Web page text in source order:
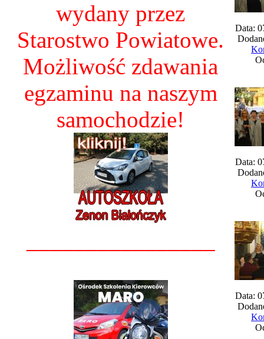
wydany przez
Starostwo Powiatowe.
Możliwość zdawania
egzaminu na naszym
samochodzie!
Data:
Data:
Data: